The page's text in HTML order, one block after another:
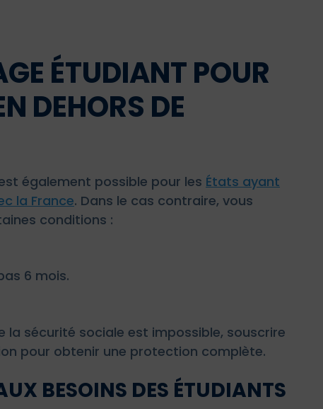
ÉTUDIANT POUR
DEHORS DE
également possible pour les États ayant
la France. Dans le cas contraire, vous
conditions :
6 mois.
la sécurité sociale est impossible, souscrire
pour obtenir une protection complète.
BESOINS DES ÉTUDIANTS